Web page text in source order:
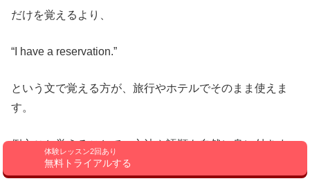
体験レッスン2回あり
無料トライアルする
だけを覚えるより、
“I have a reservation.”
という文で覚える方が、旅行やホテルでそのまま使えま
す。
例文ごと覚えることで、文法や語順も自然に身に付きま